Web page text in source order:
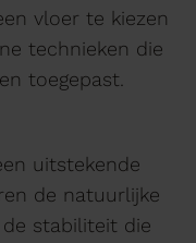
vloer te kiezen
technieken die
toegepast.
uitstekende
de natuurlijke
stabiliteit die